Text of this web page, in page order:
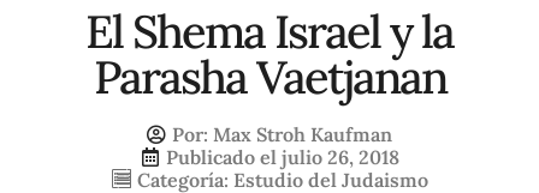
El Shema Israel y la
Parasha Vaetjanan
Por: Max Stroh Kaufman
Publicado el julio 26, 2018
Categoría: Estudio del Judaismo